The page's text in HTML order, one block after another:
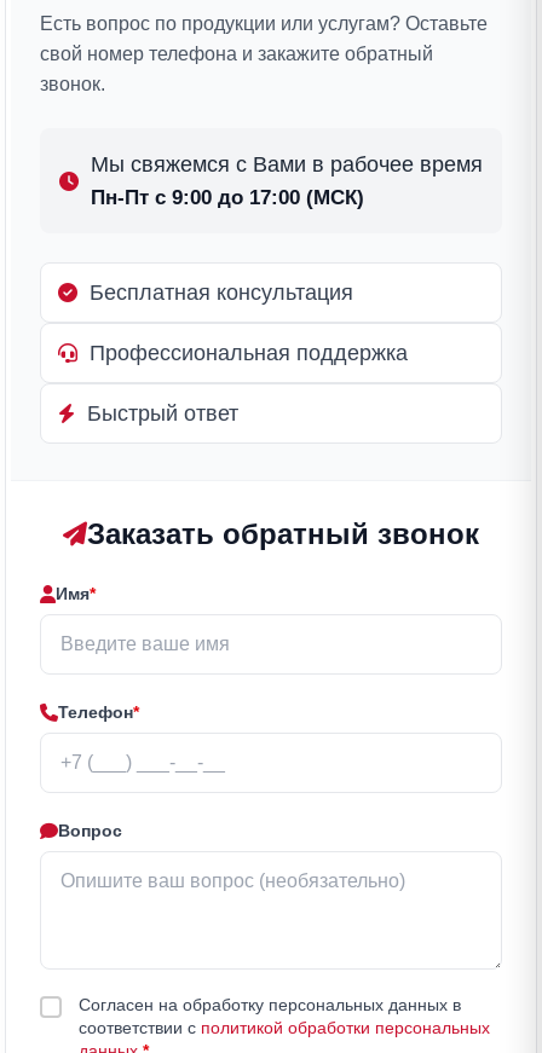
Есть вопрос по продукции или услугам? Оставьте
свой номер телефона и закажите обратный
звонок.
Мы свяжемся с Вами в рабочее время
Пн-Пт с 9:00 до 17:00 (МСК)
Бесплатная консультация
Профессиональная поддержка
Быстрый ответ
Заказать обратный звонок
Имя*
Телефон*
Вопрос
Согласен на обработку персональных данных в
соответствии с политикой обработки персональных